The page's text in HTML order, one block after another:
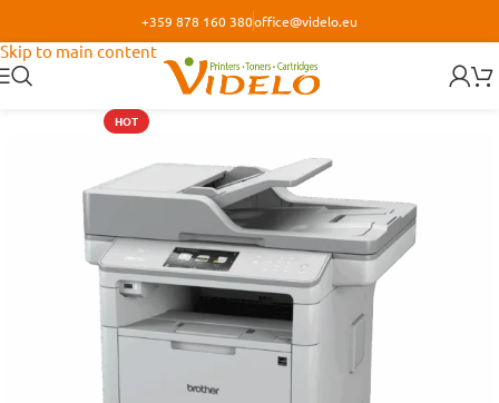
Skip to main content
+359 878 160 380office@videlo.eu
HOT